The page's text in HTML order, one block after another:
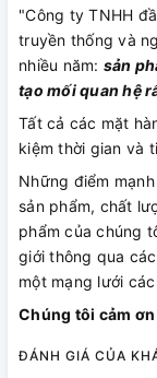
"Công ty TNHH
truyền thống và
nhiều năm: sản
tạo mối quan hệ
Tất cả các mặt
kiệm thời gian và
Những điểm
sản phẩm, chất
phẩm của chúng
giới thông qua
một mạng lưới
Chúng tôi cảm
ĐÁNH GIÁ CỦA